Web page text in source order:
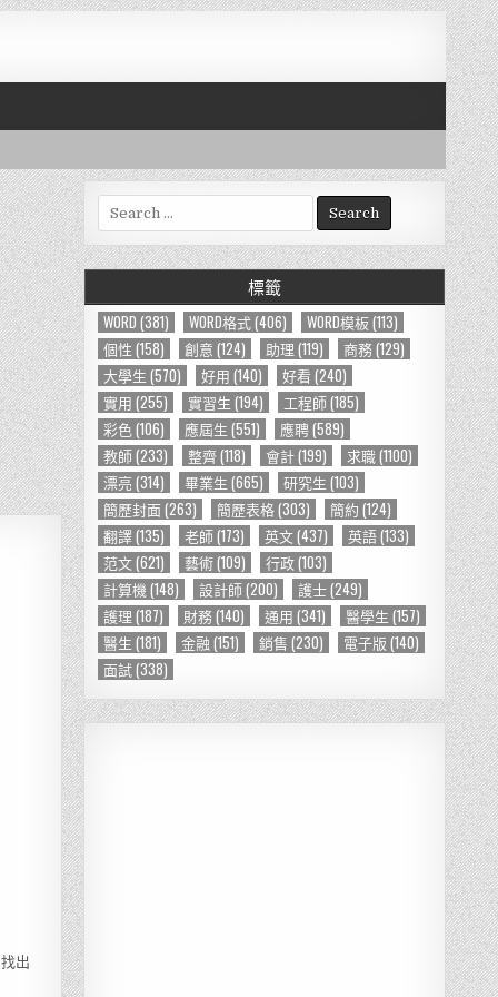
出
e
a
r
h
f
o
r
標籤
WORD (381) WORD格式(406) WORD模板(113)
個性 (158) 創意 (124) 助理 (119) 商務(129)
大學生 (570) 好用 (140) 好看 (240)
實用 (255) 實習生 (194) 工程師(185)
彩色(106) 應屆生 (551) 應聘(589)
教師(233) 整齊(118) 會計(199) 求職(1100)
漂亮 (314) 畢業生 (665) 研究生 (103)
簡歷封面(263) 簡歷表格(303) 簡約 (124)
翻譯(135) 老師(173) 英文(437) 英語(133)
范文(621) 藝術(109) 行政(103)
計算機 (148) 設計師(200) 護士(249)
護理 (187) 財務(140) 通用 (341) 醫學生 (157)
醫生 (181) 金融 (151) 銷售 (230) 電子版 (140)
面試(338)